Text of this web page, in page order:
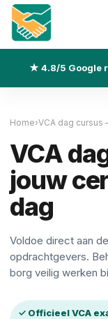
★ 4.8/5 Google
Home›VCA dag cursus
VCA
jouw
dag
Voldoe direct aan
opdrachtgevers.
borg veilig werken
✓ Officieel VCA